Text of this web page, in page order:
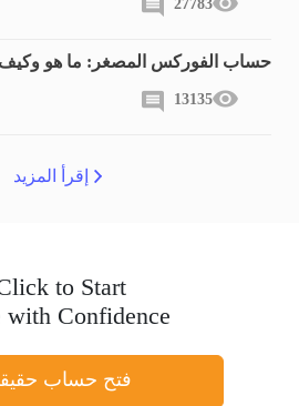
27783
حساب الفوركس المصغر: ما هو
13135
إقرأ المزيد
to Start.
with Confidence
فتح حساب